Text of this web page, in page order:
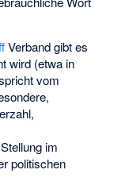
Verband gibt es
wird (etwa in
vom
im
politischen